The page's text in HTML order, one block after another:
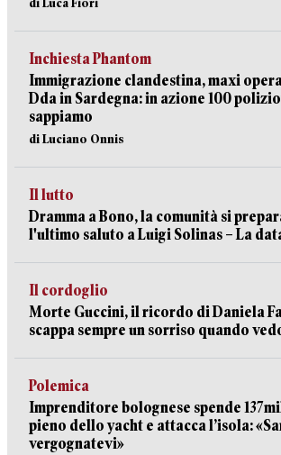
Inchiesta Phantom
Immigrazione clandestina, maxi
Dda in Sardegna: in azione 100
sappiamo
di Luciano Onnis
Il lutto
Dramma a Bono, la comunità si
l'ultimo saluto a Luigi Solinas – La
Il cordoglio
Morte Guccini, il ricordo di Daniela
scappa sempre un sorriso quando
Polemica
Imprenditore bolognese spende
pieno dello yacht e attacca l’isola:
vergognatevi»